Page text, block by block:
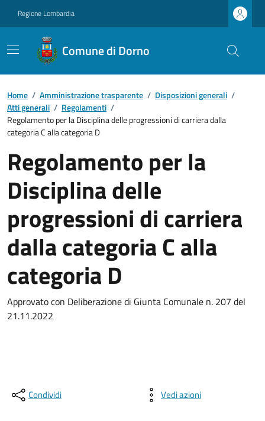
Regione Lombardia
Comune di Dorno
Home / Amministrazione trasparente / Disposizioni generali /
Atti generali / Regolamenti /
Regolamento per la Disciplina delle progressioni di carriera dalla
categoria C alla categoria D
Regolamento per la
Disciplina delle
progressioni di carriera
dalla categoria C alla
categoria D
Approvato con Deliberazione di Giunta Comunale n. 207 del
21.11.2022
Condividi Vedi azioni